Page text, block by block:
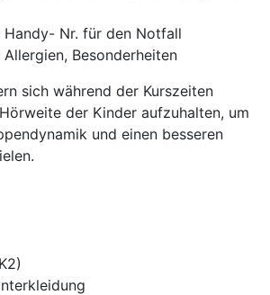
Handy- Nr. für den Notfall
Besonderheiten
sich während der Kurszeiten
der Kinder aufzuhalten, um
und einen besseren